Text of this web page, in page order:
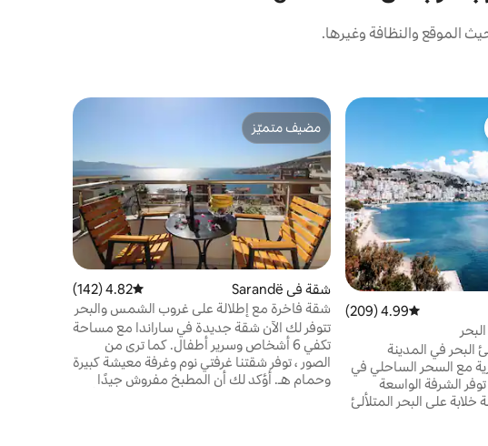
الموقع والنظافة وغيرها.
متوسط التقييم 4.99 من 5، 209 مراجعات
4.99 (209)
في المدينة
مع السحر الساحلي في
الشرفة الواسعة
على البحر المتلألئ
مضيف متميّز
مضيف متميّز
شقة في Sarandë متوسط التقييم 4.82 من 5، 142 مراجعات
4.82 (142)
شقة فاخرة مع إطلالة على غروب الشمس والبحر
في ساراندا
تتوفر لك الآن شقة جديدة في ساراندا مع مساحة
تكفي 6 أشخاص وسرير أطفال. كما ترى من
الصور ، توفر شقتنا غرفتي نوم وغرفة معيشة كبيرة
وحمام هـ. أؤكد لك أن المطبخ مفروش جيدًا